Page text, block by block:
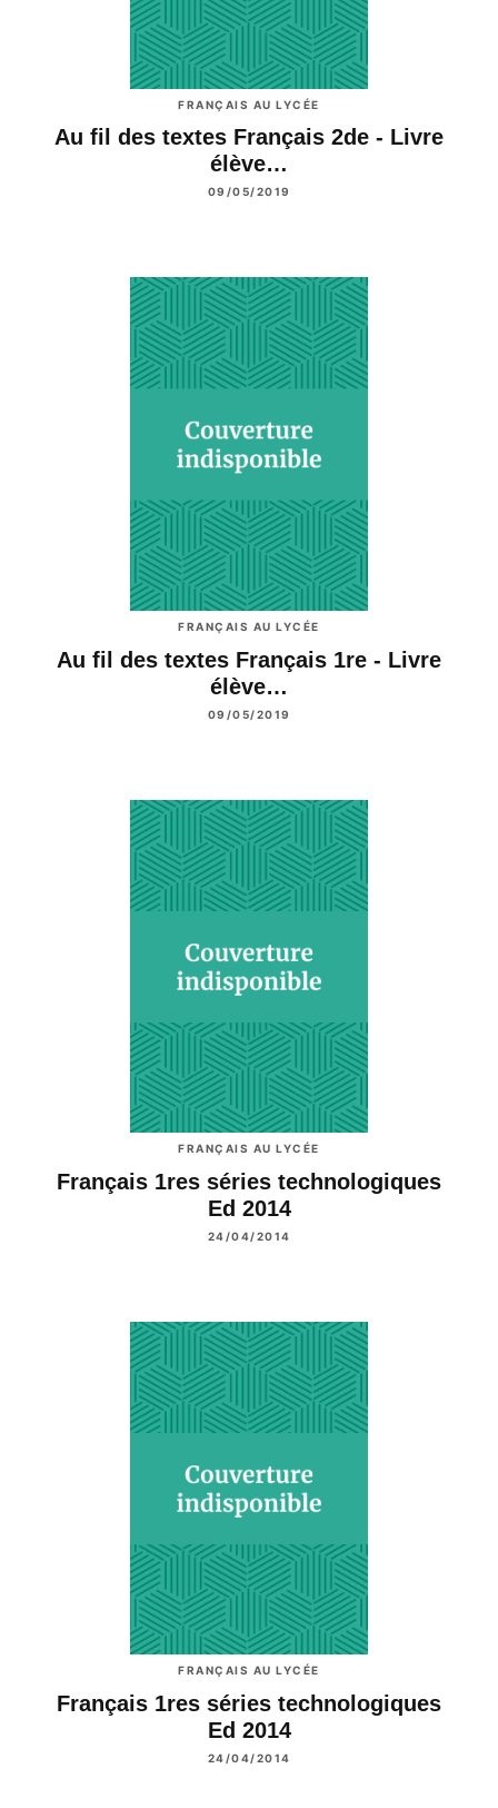
FRANÇAIS AU LYCÉE
Au fil des textes Français 2de - Livre
élève…
09/05/2019
FRANÇAIS AU LYCÉE
Au fil des textes Français 1re - Livre
élève…
09/05/2019
FRANÇAIS AU LYCÉE
Français 1res séries technologiques
Ed 2014
24/04/2014
FRANÇAIS AU LYCÉE
Français 1res séries technologiques
Ed 2014
24/04/2014